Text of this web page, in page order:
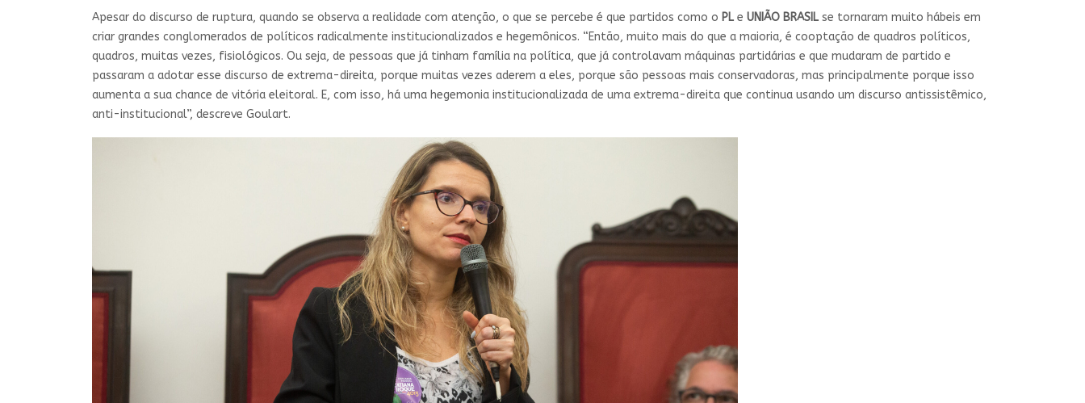
Apesar do discurso de ruptura, quando se observa a realidade com atenção, o que se percebe é que partidos como o PL e UNIÃO BRASIL se tornaram muito hábeis em
criar grandes conglomerados de políticos radicalmente institucionalizados e hegemônicos. “Então, muito mais do que a maioria, é cooptação de quadros políticos,
quadros, muitas vezes, fisiológicos. Ou seja, de pessoas que já tinham família na política, que já controlavam máquinas partidárias e que mudaram de partido e
passaram a adotar esse discurso de extrema-direita, porque muitas vezes aderem a eles, porque são pessoas mais conservadoras, mas principalmente porque isso
aumenta a sua chance de vitória eleitoral. E, com isso, há uma hegemonia institucionalizada de uma extrema-direita que continua usando um discurso antissistêmico,
anti-institucional”, descreve Goulart.